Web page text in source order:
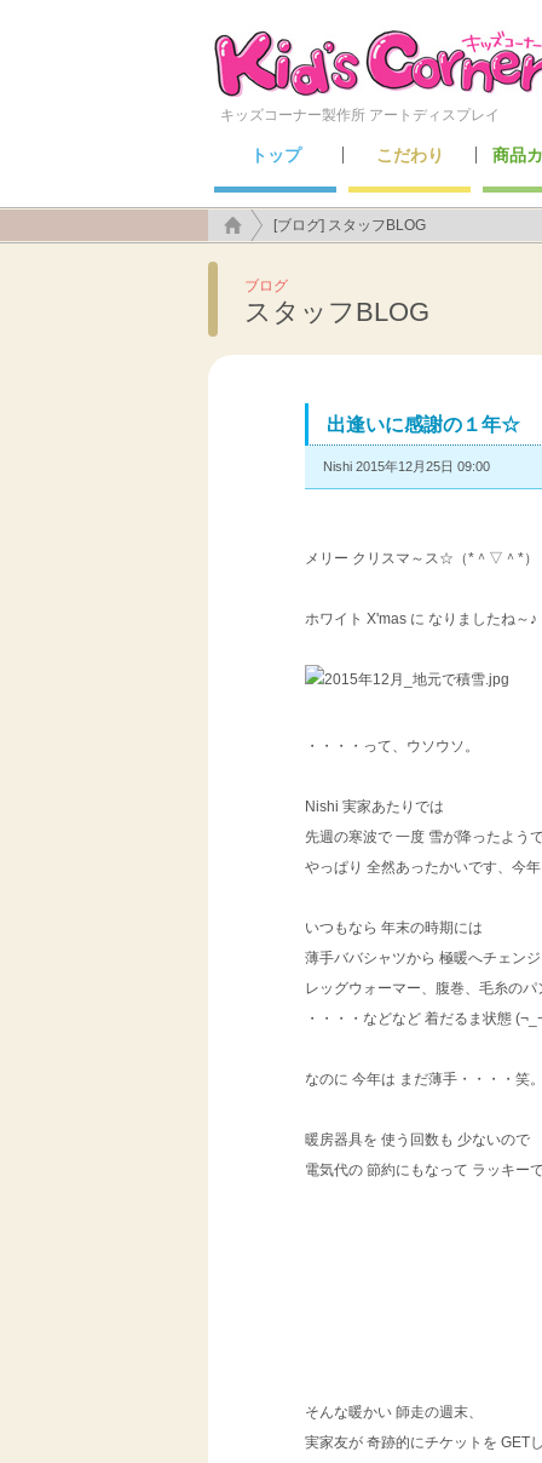
キッズコーナー製作所 アートディスプレイ
トップ こだわり
アートディスプレイのこだわり
こんなところにも施工できます！
商品
[ブログ] スタッフBLOG
ブログ
スタッフBLOG
出逢いに感謝の１年☆
Nishi 2015年12月25日 09:00
メリー クリスマ～ス☆（*＾▽＾*）
ホワイト X'mas に なりましたね～♪
・・・・って、ウソウソ。
Nishi 実家あたりでは
先週の寒波で 一度 雪が降ったよう
やっぱり 全然あったかいです、今年
いつもなら 年末の時期には
薄手ババシャツから 極暖へチェンジ
レッグウォーマー、腹巻、毛糸のパ
・・・・などなど 着だるま状態
なのに 今年は まだ薄手・・・・笑。
暖房器具を 使う回数も 少ないので
電気代の 節約にもなって ラッキー
そんな暖かい 師走の週末、
実家友が 奇跡的にチケットを GET